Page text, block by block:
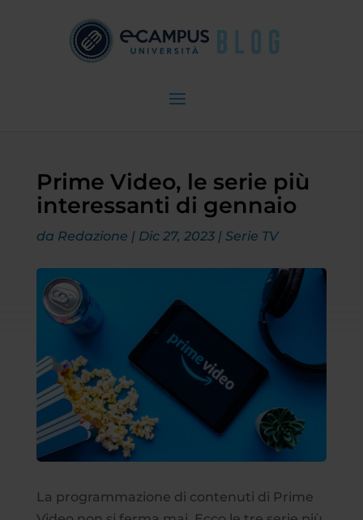
Prime Video, le serie più
interessanti di gennaio
da Redazione | Dic 27, 2023| Serie TV
La programmazione di contenuti di Prime